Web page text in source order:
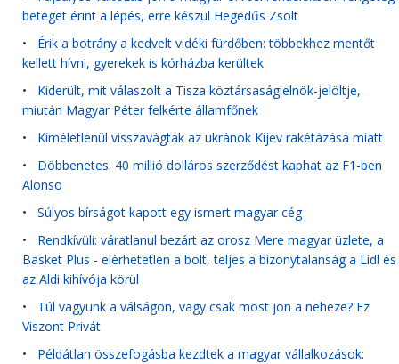
beteget érint a lépés, erre készül Hegedűs Zsolt
• Érik a botrány a kedvelt vidéki fürdőben: többekhez mentőt
kellett hívni, gyerekek is kórházba kerültek
• Kiderült, mit válaszolt a Tisza köztársaságielnök-jelöltje,
miután Magyar Péter felkérte államfőnek
• Kíméletlenül visszavágtak az ukránok Kijev rakétázása miatt
• Döbbenetes: 40 millió dolláros szerződést kaphat az F1-ben
Alonso
• Súlyos bírságot kapott egy ismert magyar cég
• Rendkívüli: váratlanul bezárt az orosz Mere magyar üzlete, a
Basket Plus - elérhetetlen a bolt, teljes a bizonytalanság a Lidl és
az Aldi kihívója körül
• Túl vagyunk a válságon, vagy csak most jön a neheze? Ez
Viszont Privát
• Példátlan összefogásba kezdtek a magyar vállalkozások: